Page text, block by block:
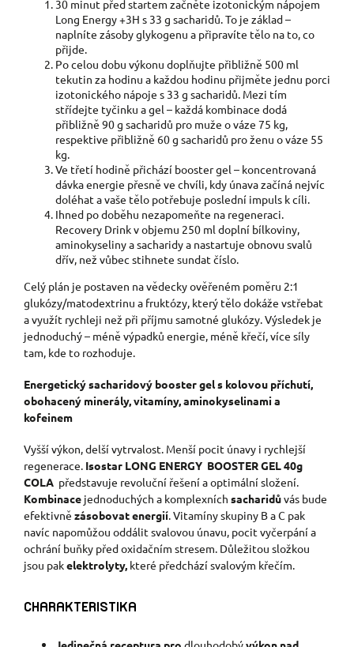
30 minut před startem začněte izotonickým nápojem
Long Energy +3H s 33 g sacharidů. To je základ –
naplníte zásoby glykogenu a připravíte tělo na to, co
přijde.
Po celou dobu výkonu doplňujte přibližně 500 ml
tekutin za hodinu a každou hodinu přijměte jednu porci
izotonického nápoje s 33 g sacharidů. Mezi tím
střídejte tyčinku a gel – každá kombinace dodá
přibližně 90 g sacharidů pro muže o váze 75 kg,
respektive přibližně 60 g sacharidů pro ženu o váze 55
kg.
Ve třetí hodině přichází booster gel – koncentrovaná
dávka energie přesně ve chvíli, kdy únava začíná nejvíc
doléhat a vaše tělo potřebuje poslední impuls k cíli.
Ihned po doběhu nezapomeňte na regeneraci.
Recovery Drink v objemu 250 ml doplní bílkoviny,
aminokyseliny a sacharidy a nastartuje obnovu svalů
dřív, než vůbec stihnete sundat číslo.
Celý plán je postaven na vědecky ověřeném poměru 2:1
glukózy/matodextrinu a fruktózy, který tělo dokáže vstřebat
a využít rychleji než při příjmu samotné glukózy. Výsledek je
jednoduchý – méně výpadků energie, méně křečí, více síly
tam, kde to rozhoduje.
Energetický sacharidový booster gel s kolovou příchutí,
obohacený minerály, vitamíny, aminokyselinami a
kofeinem
Vyšší výkon, delší vytrvalost. Menší pocit únavy i rychlejší
regenerace. Isostar LONG ENERGY BOOSTER GEL 40g
COLA představuje revoluční řešení a optimální složení.
Kombinace jednoduchých a komplexních sacharidůvás bude
efektivně zásobovatenergií. Vitamíny skupiny B a C pak
navíc napomůžou oddálit svalovou únavu, pocit vyčerpání a
ochrání buňky před oxidačním stresem. Důležitou složkou
jsou pakelektrolyty, které předchází svalovým křečím.
CHARAKTERISTIKA